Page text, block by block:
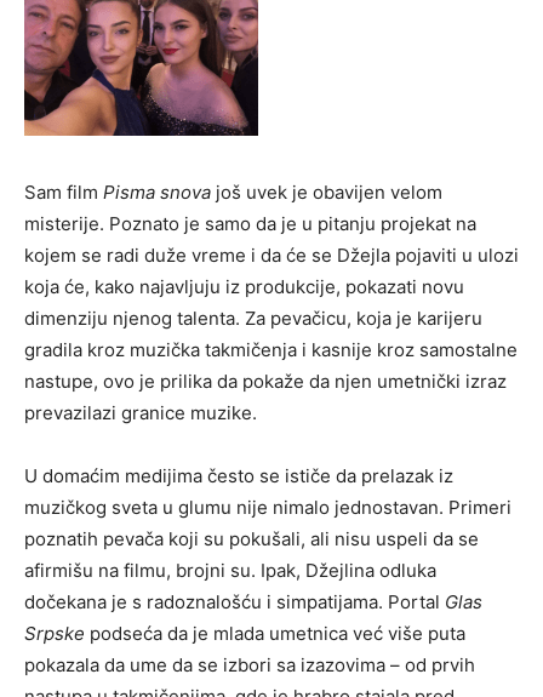
Sam film Pisma snova još uvek je obavijen velom
misterije. Poznato je samo da je u pitanju projekat na
kojem se radi duže vreme i da će se Džejla pojaviti u ulozi
koja će, kako najavljuju iz produkcije, pokazati novu
dimenziju njenog talenta. Za pevačicu, koja je karijeru
gradila kroz muzička takmičenja i kasnije kroz samostalne
nastupe, ovo je prilika da pokaže da njen umetnički izraz
prevazilazi granice muzike.
U domaćim medijima često se ističe da prelazak iz
muzičkog sveta u glumu nije nimalo jednostavan. Primeri
poznatih pevača koji su pokušali, ali nisu uspeli da se
afirmišu na filmu, brojni su. Ipak, Džejlina odluka
dočekana je s radoznalošću i simpatijama. Portal Glas
Srpske podseća da je mlada umetnica već više puta
pokazala da ume da se izbori sa izazovima – od prvih